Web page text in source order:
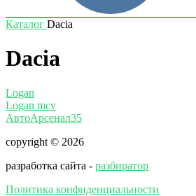
Каталог Dacia
Dacia
Logan
Logan mcv
АвтоАрсенал35
copyright © 2026
разработка сайта - разбиратор
Политика конфиденциальности